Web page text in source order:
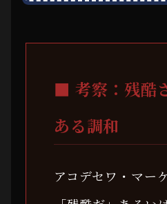
■ 考察：残酷
ある調和
アコデセワ・マー